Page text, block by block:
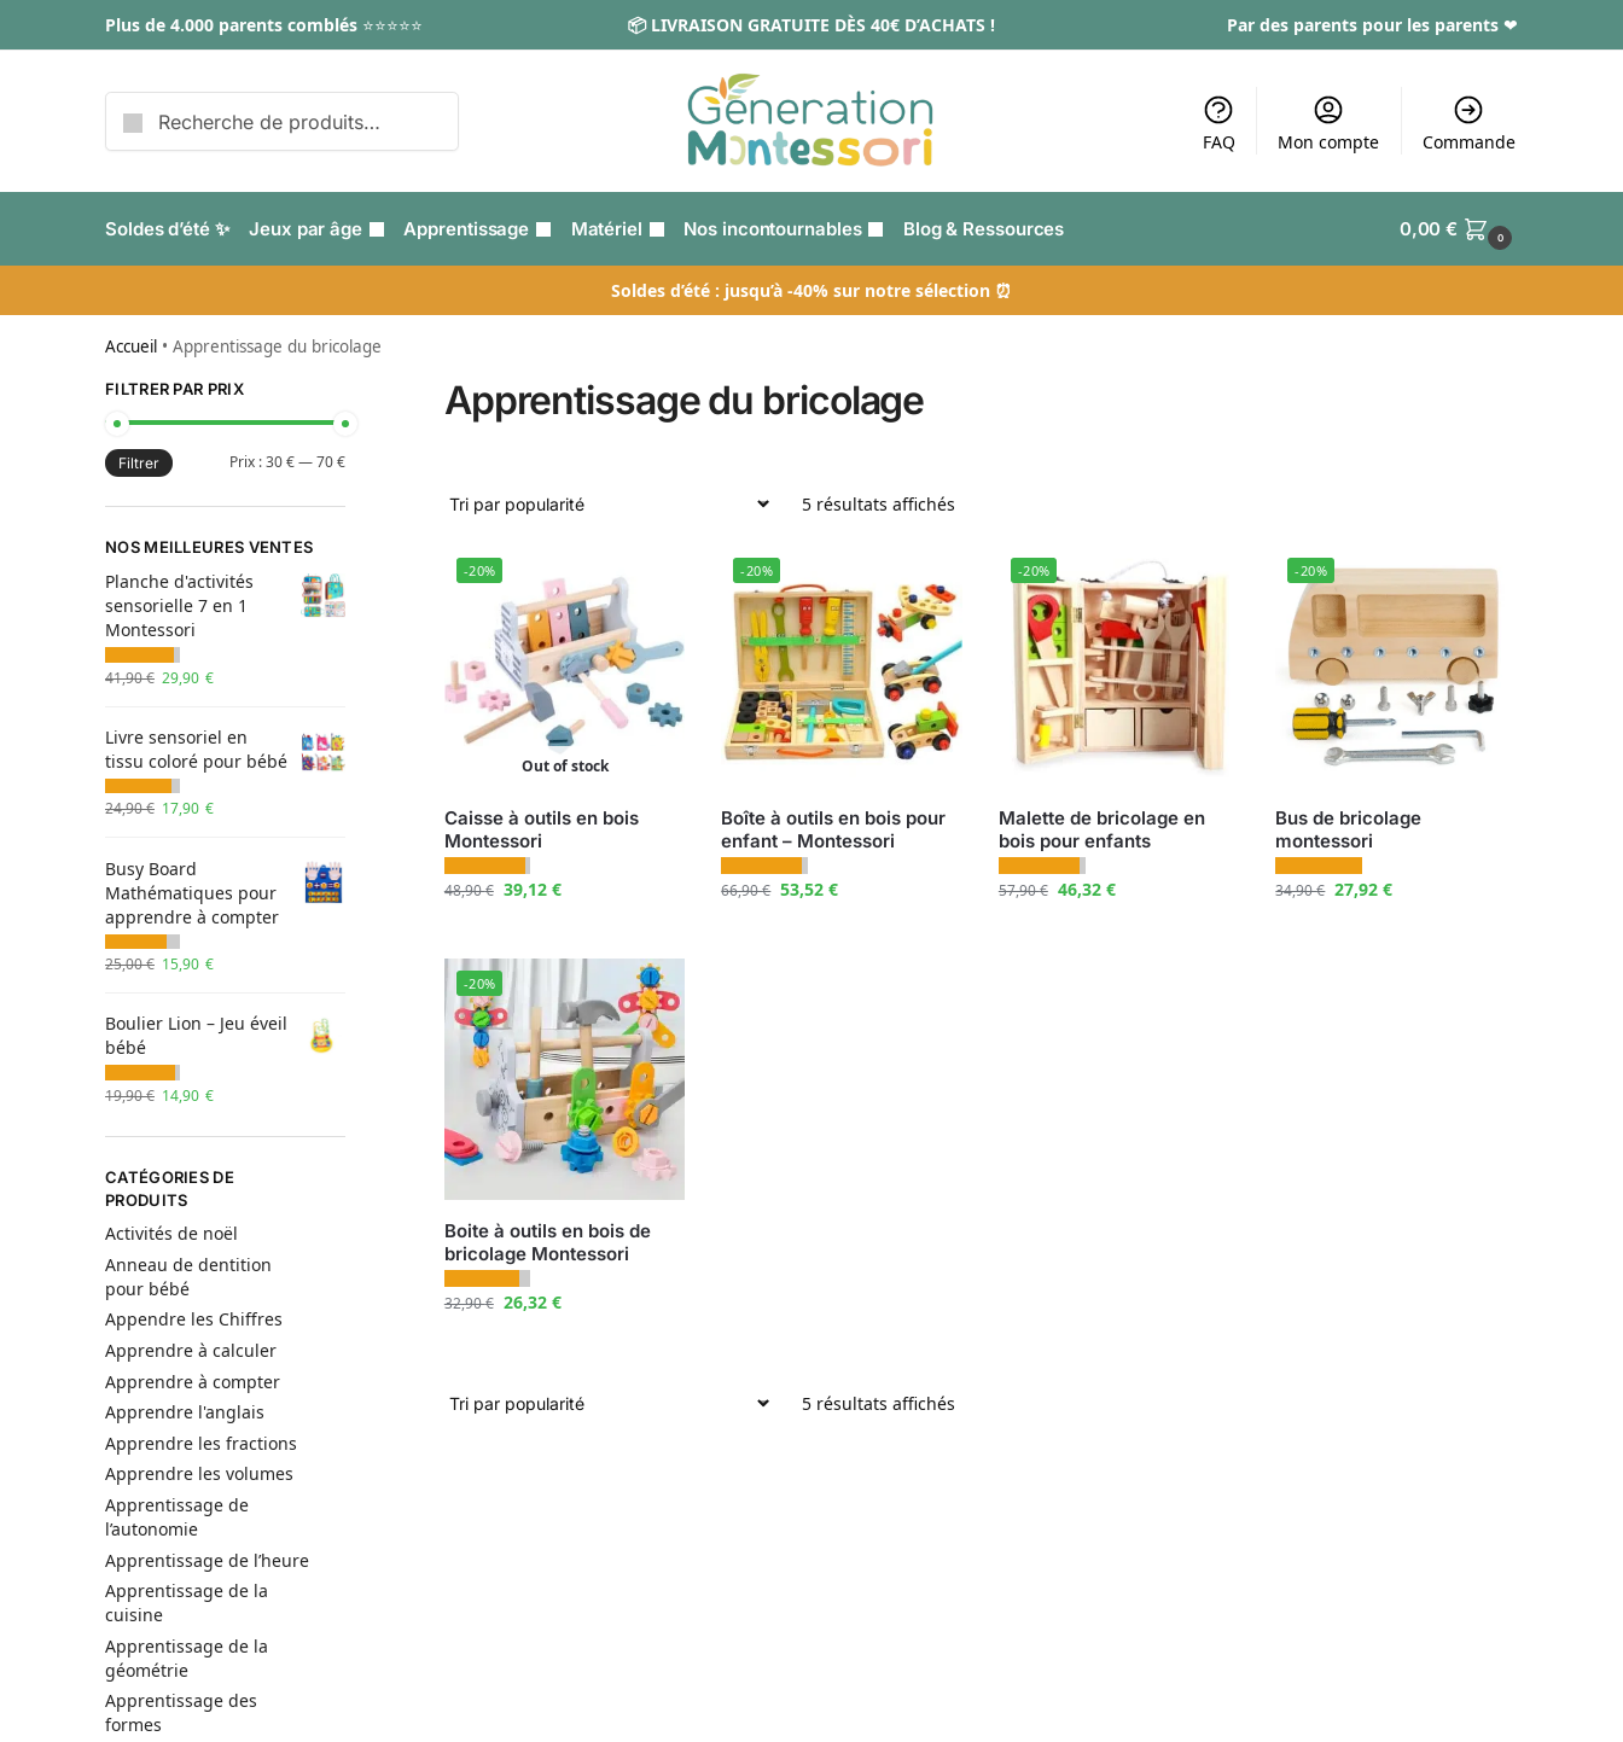
Plus de 4.000 parents comblés ⭐⭐⭐⭐⭐ 📦 LIVRAISON GRATUITE DÈS 40€ D’ACHATS ! Par des parents pour les parents ❤
FAQ Mon compte Commande
Soldes d’été ✨ Jeux par âge Apprentissage Matériel Nos incontournables Blog & Ressources 0,00€ 0
Soldes d’été : jusqu’à -40% sur notre sélection ⏰
Accueil • Apprentissage du bricolage
Apprentissage du bricolage
5 résultats affichés
-20%
Out of stock
Caisse à outils en bois
Montessori
48,90€ 39,12 €
-20%
Boîte à outils en bois pour
enfant – Montessori
66,90€ 53,52€
-20%
Malette de bricolage en
bois pour enfants
57,90€ 46,32 €
-20%
Bus de bricolage
montessori
34,90€ 27,92€
-20%
Boite à outils en bois de
bricolage Montessori
32,90€ 26,32 €
5 résultats affichés
FILTRER PAR PRIX
Filtrer Prix :30 €—70 €
NOS MEILLEURES VENTES
Planche d'activités
sensorielle 7 en 1
Montessori
41,90€ 29,90 €
Livre sensoriel en
tissu coloré pour bébé
24,90€ 17,90 €
Busy Board
Mathématiques pour
apprendre à compter
25,00€ 15,90 €
Boulier Lion – Jeu éveil
bébé
19,90€ 14,90 €
CATÉGORIES DE
PRODUITS
Activités de noël
Anneau de dentition
pour bébé
Appendre les Chiffres
Apprendre à calculer
Apprendre à compter
Apprendre l'anglais
Apprendre les fractions
Apprendre les volumes
Apprentissage de
l’autonomie
Apprentissage de l’heure
Apprentissage de la
cuisine
Apprentissage de la
géométrie
Apprentissage des
formes